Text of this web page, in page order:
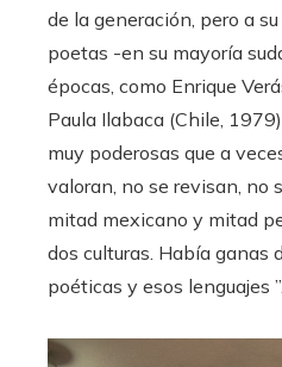
de la generación, pero a
poetas -en su mayoría
épocas, como Enrique
Paula Ilabaca (Chile,
muy poderosas que a
valoran, no se revisan, no
mitad mexicano y mitad
dos culturas. Había ganas
poéticas y esos lenguajes ”.